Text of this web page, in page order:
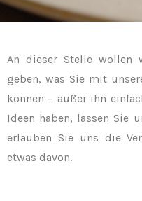
An dieser Stelle wollen
geben, was Sie mit
können – außer ihn
Ideen haben, lassen Sie
erlauben Sie uns die
etwas davon.